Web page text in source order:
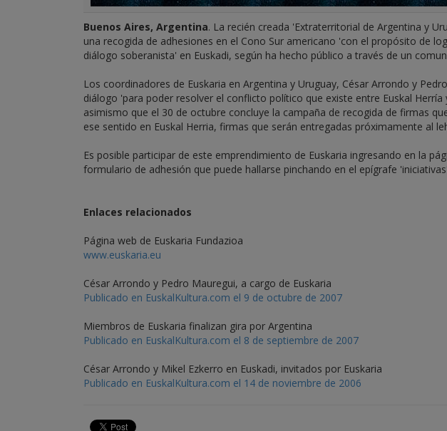
Buenos Aires, Argentina. La recién creada 'Extraterritorial de Argentina y
una recogida de adhesiones en el Cono Sur americano 'con el propósito de
diálogo soberanista' en Euskadi, según ha hecho público a través de un
Los coordinadores de Euskaria en Argentina y Uruguay, César Arrondo y
diálogo 'para poder resolver el conflicto político que existe entre Euskal
asimismo que el 30 de octubre concluye la campaña de recogida de firmas
ese sentido en Euskal Herria, firmas que serán entregadas próximamente al
Es posible participar de este emprendimiento de Euskaria ingresando en la
formulario de adhesión que puede hallarse pinchando en el epígrafe
Enlaces relacionados
Página web de Euskaria Fundazioa
www.euskaria.eu
César Arrondo y Pedro Mauregui, a cargo de Euskaria
Publicado en EuskalKultura.com el 9 de octubre de 2007
Miembros de Euskaria finalizan gira por Argentina
Publicado en EuskalKultura.com el 8 de septiembre de 2007
César Arrondo y Mikel Ezkerro en Euskadi, invitados por Euskaria
Publicado en EuskalKultura.com el 14 de noviembre de 2006